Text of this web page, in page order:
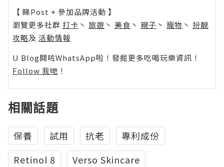
【 睇Post + 參加品牌活動 】
瀏覽更多社群 打卡 丶 旅遊 丶 美食 丶 親子 丶 寵物 丶 扮靚
攻略及 活動情報
U Blog開咗WhatsApp啦！發掘更多吃喝玩樂資訊！
Follow 我哋 ！
相關話題
保養 試用 抗老
專利成份
Retinol 8
Verso Skincare